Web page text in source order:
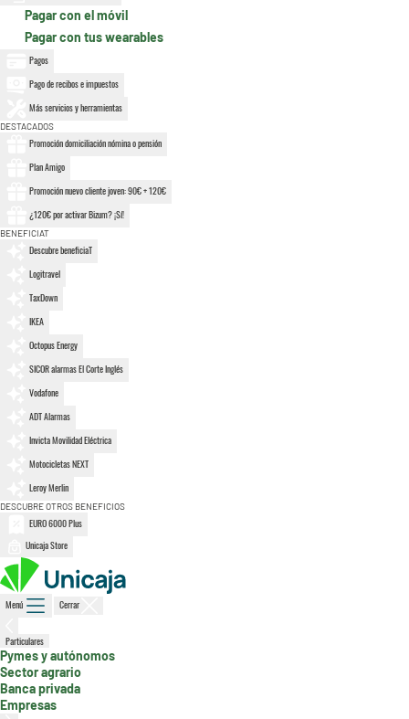
Pagar con el móvil
Pagar con tus wearables
Pagos
Pago de recibos e impuestos
Más servicios y herramientas
DESTACADOS
Promoción domiciliación nómina o pensión
Plan Amigo
Promoción nuevo cliente joven: 90€ + 120€
¿120€ por activar Bizum? ¡Sí!
BENEFICIAT
Descubre beneficiaT
Logitravel
TaxDown
IKEA
Octopus Energy
SICOR alarmas El Corte Inglés
Vodafone
ADT Alarmas
Invicta Movilidad Eléctrica
Motocicletas NEXT
Leroy Merlin
DESCUBRE OTROS BENEFICIOS
EURO 6000 Plus
Unicaja Store
Menú Cerrar
Particulares
Pymes y autónomos
Sector agrario
Banca privada
Empresas